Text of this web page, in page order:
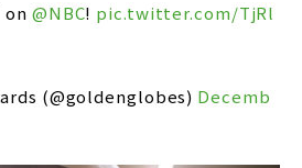
on @NBC! pic.twitter.com/TjRl
(@goldenglobes) Decemb